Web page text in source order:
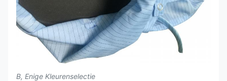
B, Enige Kleurenselectie